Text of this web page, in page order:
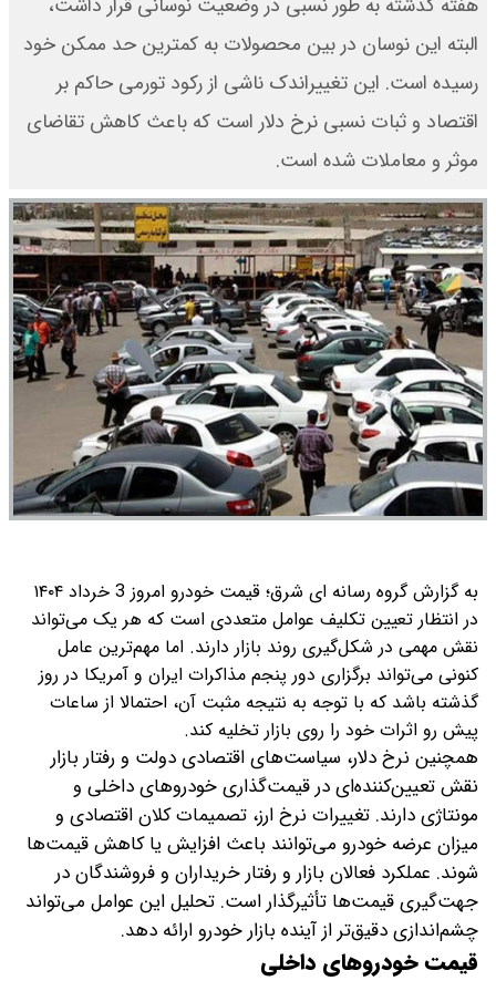
هفته گذشته به طور نسبی در وضعیت نوسانی قرار داشت،
البته این نوسان در بین محصولات به کمترین حد ممکن خود
رسیده است. این تغییراندک ناشی از رکود تورمی حاکم بر
اقتصاد و ثبات نسبی نرخ دلار است که باعث کاهش تقاضای
موثر و معاملات شده است.
به گزارش گروه رسانه ای شرق؛ قیمت خودرو امروز 3 خرداد ۱۴۰۴
در انتظار تعیین تکلیف عوامل متعددی است که هر یک می‌تواند
نقش مهمی در شکل‌گیری روند بازار دارند. اما مهم‌ترین عامل
کنونی می‌تواند برگزاری دور پنجم مذاکرات ایران و آمریکا در روز
گذشته باشد که با توجه به نتیجه مثبت آن، احتمالا از ساعات
پیش رو اثرات خود را روی بازار تخلیه کند‌.
همچنین نرخ دلار، سیاست‌های اقتصادی دولت و رفتار بازار
نقش تعیین‌کننده‌ای در قیمت‌گذاری خودروهای داخلی و
مونتاژی دارند. تغییرات نرخ ارز، تصمیمات کلان اقتصادی و
میزان عرضه خودرو می‌توانند باعث افزایش یا کاهش قیمت‌ها
شوند. عملکرد فعالان بازار و رفتار خریداران و فروشندگان در
جهت‌گیری قیمت‌ها تأثیرگذار است. تحلیل این عوامل می‌تواند
چشم‌اندازی دقیق‌تر از آینده بازار خودرو ارائه دهد.
قیمت خودروهای داخلی